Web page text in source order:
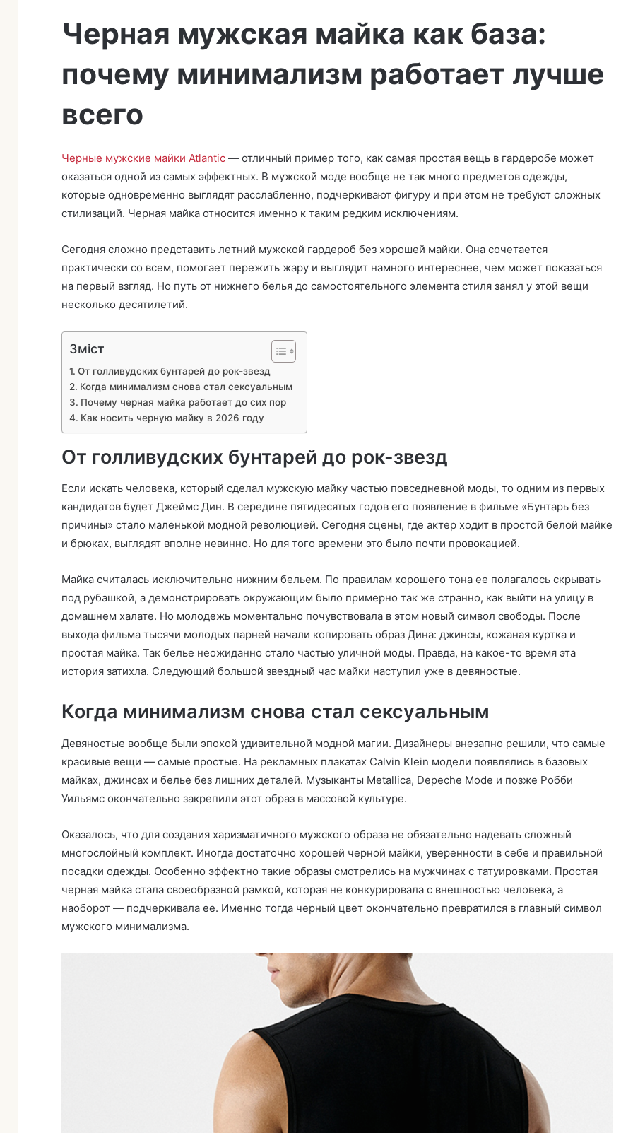
Черная мужская майка как база:
почему минимализм работает лучше
всего
Черные мужские майки Atlantic — отличный пример того, как самая простая вещь в гардеробе может
оказаться одной из самых эффектных. В мужской моде вообще не так много предметов одежды,
которые одновременно выглядят расслабленно, подчеркивают фигуру и при этом не требуют сложных
стилизаций. Черная майка относится именно к таким редким исключениям.
Сегодня сложно представить летний мужской гардероб без хорошей майки. Она сочетается
практически со всем, помогает пережить жару и выглядит намного интереснее, чем может показаться
на первый взгляд. Но путь от нижнего белья до самостоятельного элемента стиля занял у этой вещи
несколько десятилетий.
Зміст
От голливудских бунтарей до рок-звезд
Когда минимализм снова стал сексуальным
Почему черная майка работает до сих пор
Как носить черную майку в 2026 году
От голливудских бунтарей до рок-звезд
Если искать человека, который сделал мужскую майку частью повседневной моды, то одним из первых
кандидатов будет Джеймс Дин. В середине пятидесятых годов его появление в фильме «Бунтарь без
причины» стало маленькой модной революцией. Сегодня сцены, где актер ходит в простой белой майке
и брюках, выглядят вполне невинно. Но для того времени это было почти провокацией.
Майка считалась исключительно нижним бельем. По правилам хорошего тона ее полагалось скрывать
под рубашкой, а демонстрировать окружающим было примерно так же странно, как выйти на улицу в
домашнем халате. Но молодежь моментально почувствовала в этом новый символ свободы. После
выхода фильма тысячи молодых парней начали копировать образ Дина: джинсы, кожаная куртка и
простая майка. Так белье неожиданно стало частью уличной моды. Правда, на какое-то время эта
история затихла. Следующий большой звездный час майки наступил уже в девяностые.
Когда минимализм снова стал сексуальным
Девяностые вообще были эпохой удивительной модной магии. Дизайнеры внезапно решили, что самые
красивые вещи — самые простые. На рекламных плакатах Calvin Klein модели появлялись в базовых
майках, джинсах и белье без лишних деталей. Музыканты Metallica, Depeche Mode и позже Робби
Уильямс окончательно закрепили этот образ в массовой культуре.
Оказалось, что для создания харизматичного мужского образа не обязательно надевать сложный
многослойный комплект. Иногда достаточно хорошей черной майки, уверенности в себе и правильной
посадки одежды. Особенно эффектно такие образы смотрелись на мужчинах с татуировками. Простая
черная майка стала своеобразной рамкой, которая не конкурировала с внешностью человека, а
наоборот — подчеркивала ее. Именно тогда черный цвет окончательно превратился в главный символ
мужского минимализма.